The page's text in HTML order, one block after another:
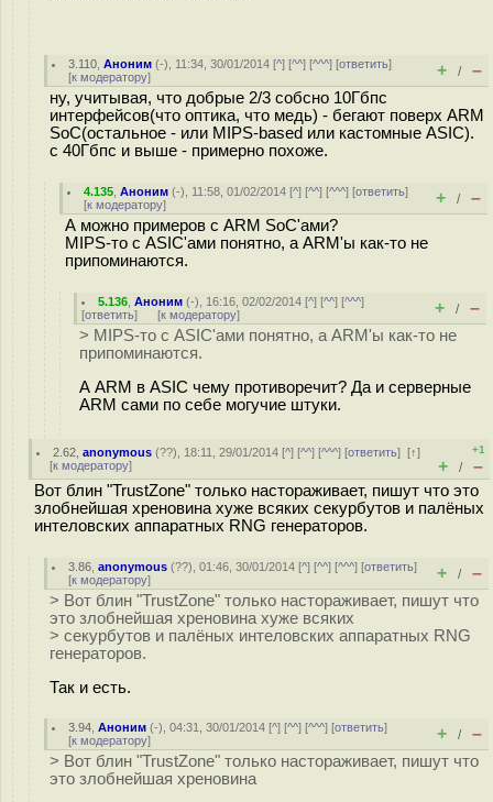
3.110 ,Аноним (-), 11:34, 30/01/2014 [^] [^^] [^^^] [ответить]
[к модератору] + / –
ну, учитывая, что добрые 2/3 собсно 10Гбпс
интерфейсов(что оптика, что медь) - бегают поверх ARM
SoC(остальное - или MIPS-based или кастомные ASIC).
с 40Гбпс и выше - примерно похоже.
4.135 ,Аноним (-), 11:58, 01/02/2014 [^] [^^] [^^^] [ответить]
[к модератору] + / –
А можно примеров с ARM SoC'ами?
MIPS-то с ASIC'ами понятно, а ARM'ы как-то не
припоминаются.
5.136 ,Аноним (-), 16:16, 02/02/2014 [^] [^^] [^^^]
[ответить] [к модератору] + / –
> MIPS-то с ASIC'ами понятно, а ARM'ы как-то не
припоминаются.
А ARM в ASIC чему противоречит? Да и серверные
ARM сами по себе могучие штуки.
2.62 ,anonymous (??), 18:11, 29/01/2014 [^] [^^] [^^^] [ответить][↑]
[к модератору]
+1
+ / –
Вот блин "TrustZone" только настораживает, пишут что это
злобнейшая хреновина хуже всяких секурбутов и палёных
интеловских аппаратных RNG генераторов.
3.86 ,anonymous (??), 01:46, 30/01/2014 [^] [^^] [^^^] [ответить]
[к модератору] + / –
> Вот блин "TrustZone" только настораживает, пишут что
это злобнейшая хреновина хуже всяких
> секурбутов и палёных интеловских аппаратных RNG
генераторов.
Так и есть.
3.94 ,Аноним (-), 04:31, 30/01/2014 [^] [^^] [^^^] [ответить]
[к модератору] + / –
> Вот блин "TrustZone" только настораживает, пишут что
это злобнейшая хреновина